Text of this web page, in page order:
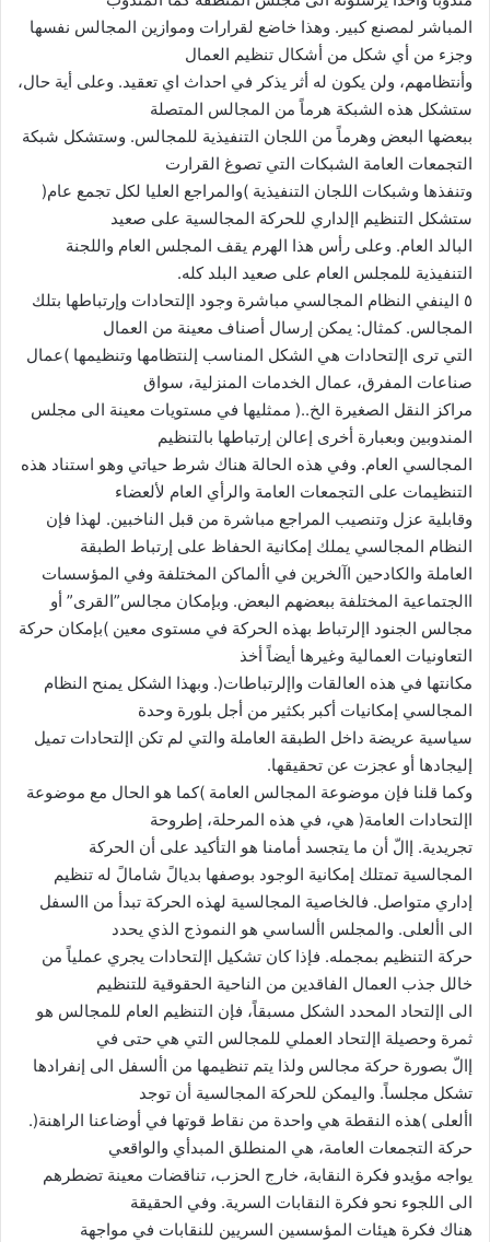
المباشر لمصنع كبير. وهذا خاضع لقرارات وموازين المجالس نفسها
وجزء من أي شكل من أشكال تنظيم العمال
وأنتظامهم، ولن يكون له أثر يذكر في احداث اي تعقيد. وعلى أية حال،
ستشكل هذه الشبكة هرماً من المجالس المتصلة
ببعضها البعض وهرماً من اللجان التنفيذية للمجالس. وستشكل شبكة
التجمعات العامة الشبكات التي تصوغ القرارت
وتنفذها وشبكات اللجان التنفيذية )والمراجع العليا لكل تجمع عام(
ستشكل التنظيم اإلداري للحركة المجالسية على صعيد
البالد العام. وعلى رأس هذا الهرم يقف المجلس العام واللجنة
التنفيذية للمجلس العام على صعيد البلد كله.
٥ الينفي النظام المجالسي مباشرة وجود اإلتحادات وإرتباطها بتلك
المجالس. كمثال: يمكن إرسال أصناف معينة من العمال
التي ترى اإلتحادات هي الشكل المناسب إلنتظامها وتنظيمها )عمال
صناعات المفرق، عمال الخدمات المنزلية، سواق
مراكز النقل الصغيرة الخ..( ممثليها في مستويات معينة الى مجلس
المندوبين وبعبارة أخرى إعالن إرتباطها بالتنظيم
المجالسي العام. وفي هذه الحالة هناك شرط حياتي وهو استناد هذه
التنظيمات على التجمعات العامة والرأي العام لألعضاء
وقابلية عزل وتنصيب المراجع مباشرة من قبل الناخبين. لهذا فإن
النظام المجالسي يملك إمكانية الحفاظ على إرتباط الطبقة
العاملة والكادحين اآلخرين في األماكن المختلفة وفي المؤسسات
االجتماعية المختلفة ببعضهم البعض. وبإمكان مجالس”القرى” أو
مجالس الجنود اإلرتباط بهذه الحركة في مستوى معين )بإمكان حركة
التعاونيات العمالية وغيرها أيضاً أخذ
مكانتها في هذه العالقات واإلرتباطات(. وبهذا الشكل يمنح النظام
المجالسي إمكانيات أكبر بكثير من أجل بلورة وحدة
سياسية عريضة داخل الطبقة العاملة والتي لم تكن اإلتحادات تميل
إليجادها أو عجزت عن تحقيقها.
وكما قلنا فإن موضوعة المجالس العامة )كما هو الحال مع موضوعة
اإلتحادات العامة( هي، في هذه المرحلة، إطروحة
تجريدية. إالّ أن ما يتجسد أمامنا هو التأكيد على أن الحركة
المجالسية تمتلك إمكانية الوجود بوصفها بديالً شامالً له تنظيم
إداري متواصل. فالخاصية المجالسية لهذه الحركة تبدأ من االسفل
الى األعلى. والمجلس األساسي هو النموذج الذي يحدد
حركة التنظيم بمجمله. فإذا كان تشكيل اإلتحادات يجري عملياً من
خالل جذب العمال الفاقدين من الناحية الحقوقية للتنظيم
الى اإلتحاد المحدد الشكل مسبقاً، فإن التنظيم العام للمجالس هو
ثمرة وحصيلة اإلتحاد العملي للمجالس التي هي حتى في
إالّ بصورة حركة مجالس ولذا يتم تنظيمها من األسفل الى إنفرادها
تشكل مجلساً. واليمكن للحركة المجالسية أن توجد
األعلى )هذه النقطة هي واحدة من نقاط قوتها في أوضاعنا الراهنة(.
حركة التجمعات العامة، هي المنطلق المبدأي والواقعي
يواجه مؤيدو فكرة النقابة، خارج الحزب، تناقضات معينة تضطرهم
الى اللجوء نحو فكرة النقابات السرية. وفي الحقيقة
هناك فكرة هيئات المؤسسين السريين للنقابات في مواجهة